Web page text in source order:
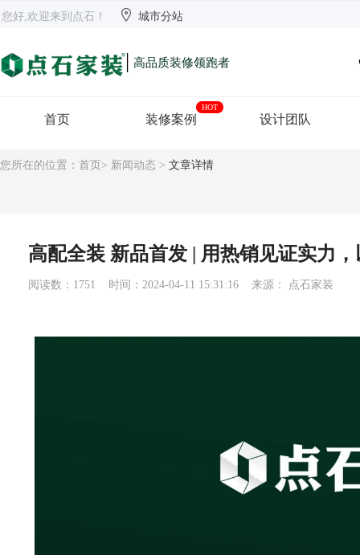
欢迎来到点石  长沙 【切换】
您好,欢迎来到点石！  城市分站
| 高品质装修领跑者
首页 装修案例
HOT
设计团队
您所在的位置： 首页 > 新闻动态 > 文章详情
高配全装 新品首发 | 用热销见证实力
阅读数：1751 时间：2024-04-11 15:31:16 来源： 点石家装